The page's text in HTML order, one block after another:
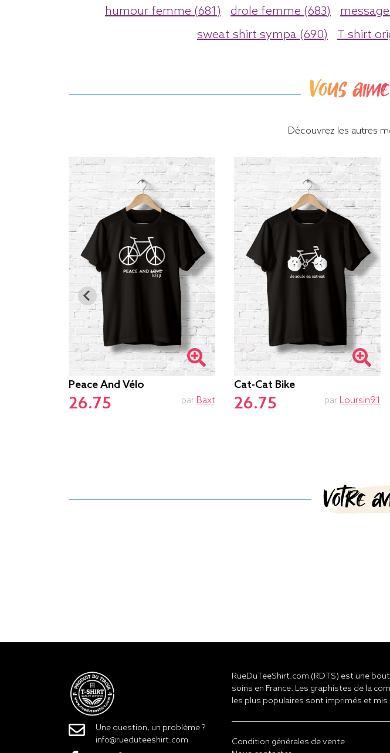
humour femme (681)
drole femme (683)
sweat shirt sympa (690)
T shirt
Vous
Découvrez les autres
Peace And Vélo
26.75 par Baxt
Cat-Cat Bike
26.75 par Loursin91
Votre
Une question, un problème ?
info@rueduteeshirt.com
RueDuTeeShirt.com (RDTS) est une
soins en France. Les graphistes de la
les plus populaires sont imprimés et mis
Condition générales de vente